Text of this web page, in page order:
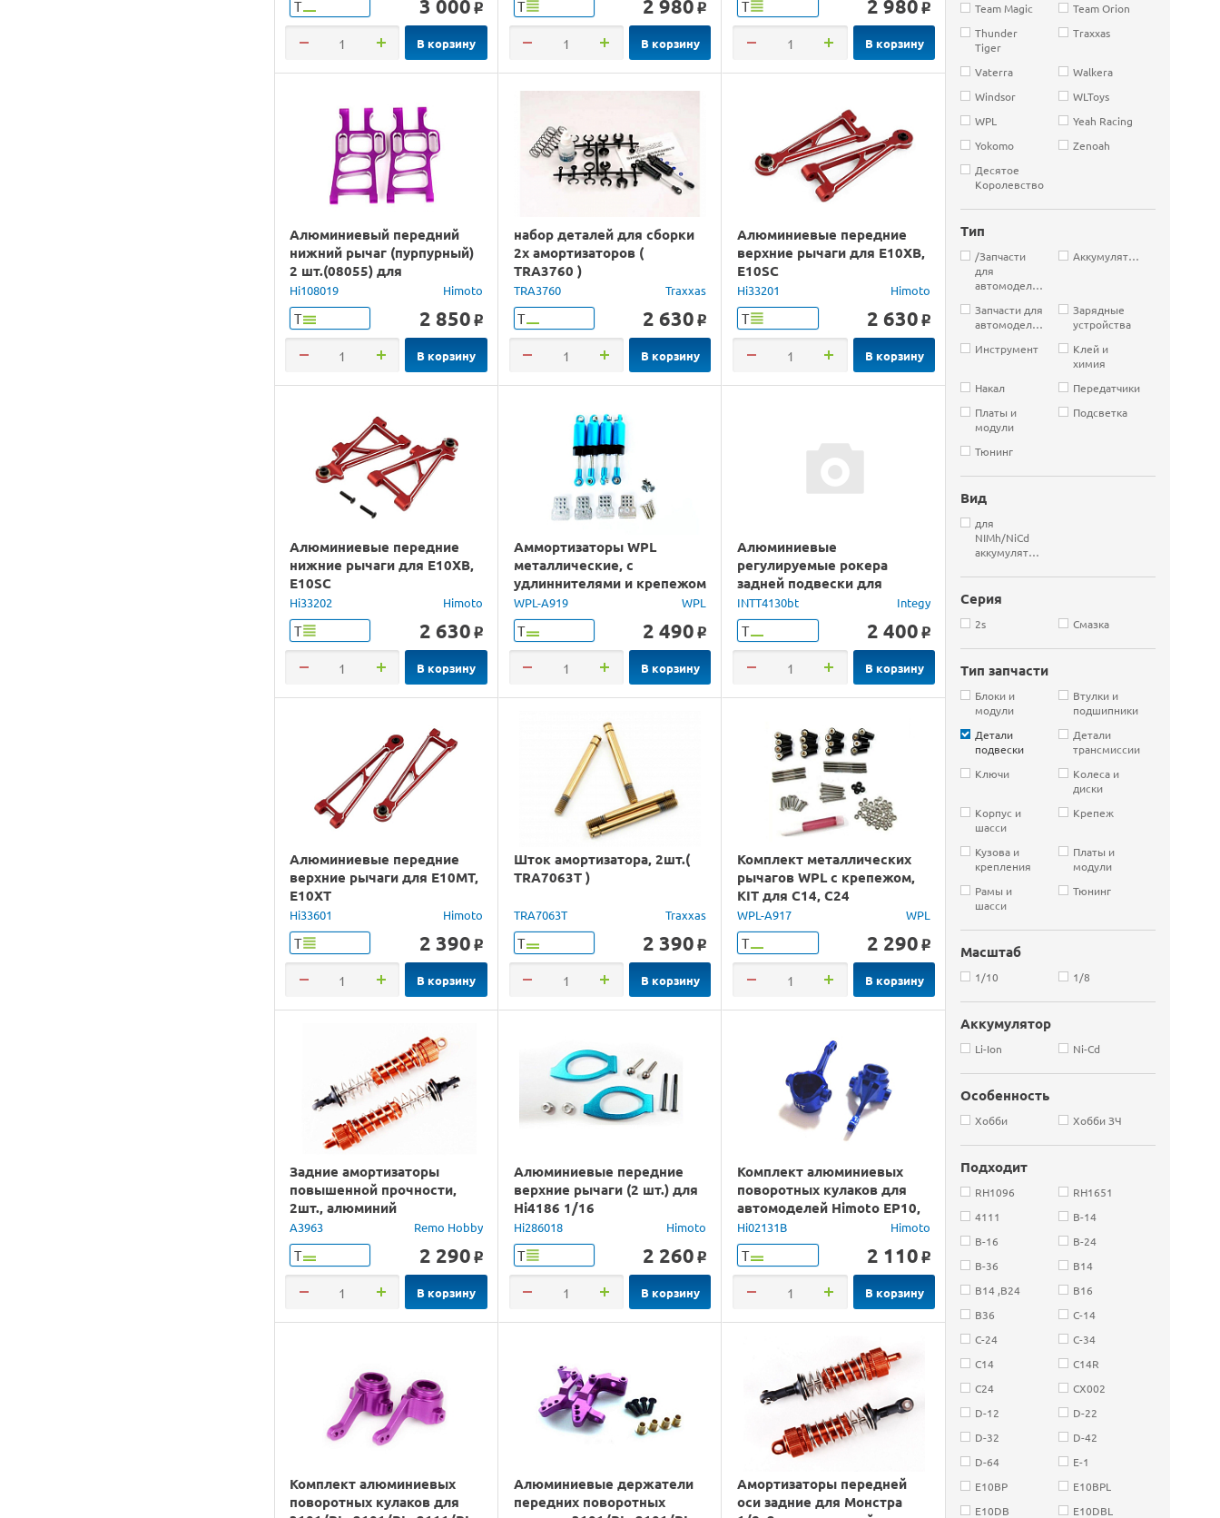
Team Magic
Team Orion
Thunder
Tiger
Traxxas
Vaterra
Walkera
Windsor
WLToys
WPL
Yeah Racing
Yokomo
Zenoah
Десятое
Королевство
Тип
/Запчасти
для
автомоделей
Аккумуляторы
Запчасти для
автомоделей
Зарядные
устройства
Инструмент
Клей и
химия
Накал
Передатчики
Платы и
модули
Подсветка
Тюнинг
Вид
для
NIMh/NiCd
аккумуляторов
Серия
2s Смазка
Тип запчасти
Блоки и
модули
Втулки и
подшипники
Детали
подвески
Детали
трансмиссии
Ключи
Колеса и
диски
Корпус и
шасси
Крепеж
Кузова и
крепления
Платы и
модули
Рамы и
шасси
Тюнинг
Масштаб
1/10 1/8
Аккумулятор
Li-Ion Ni-Cd
Особенность
Хобби Хобби ЗЧ
Подходит
RH1096
RH1651
4111
B-14
B-16
B-24
B-36
B14
B14 ,B24
B16
B36
C-14
C-24
C-34
C14
C14R
C24
CX002
D-12
D-22
D-32
D-42
D-64
E-1
E10BP
E10BPL
E10DB
E10DBL
Т 3 000 o
В корзину
Т 2 980 o
В корзину
Т 2 980 o
В корзину
Алюминиевый передний
нижний рычаг (пурпурный)
2 шт.(08055) для
Hi2101/2111/BL
Hi108019 Himoto
Т 2 850 o
В корзину
набор деталей для сборки
2х амортизаторов (
TRA3760 )
TRA3760 Traxxas
Т 2 630 o
В корзину
Алюминиевые передние
верхние рычаги для E10XB,
E10SC
Hi33201 Himoto
Т 2 630 o
В корзину
Алюминиевые передние
нижние рычаги для E10XB,
E10SC
Hi33202 Himoto
Т 2 630 o
В корзину
Аммортизаторы WPL
металлические, с
удлиннителями и крепежом
(4 шт) для C14, C24
WPL-A919 WPL
Т 2 490 o
В корзину
Алюминиевые
регулируемые рокера
задней подвески для
моделей Traxxas Revo,
Summit
INTT4130bt Integy
Т 2 400 o
В корзину
Алюминиевые передние
верхние рычаги для E10MT,
E10XT
Hi33601 Himoto
Т 2 390 o
В корзину
Шток амортизатора, 2шт.(
TRA7063T )
TRA7063T Traxxas
Т 2 390 o
В корзину
Комплект металлических
рычагов WPL c крепежом,
KIT для C14, C24
WPL-A917 WPL
Т 2 290 o
В корзину
Задние амортизаторы
повышенной прочности,
2шт., алюминий
A3963 Remo Hobby
Т 2 290 o
В корзину
Алюминиевые передние
верхние рычаги (2 шт.) для
Hi4186 1/16
Hi286018 Himoto
Т 2 260 o
В корзину
Комплект алюминиевых
поворотных кулаков для
автомоделей Himoto EP10,
2шт.
Hi02131B Himoto
Т 2 110 o
В корзину
Комплект алюминиевых
поворотных кулаков для
Алюминиевые держатели
передних поворотных
Амортизаторы передней
оси задние для Монстра